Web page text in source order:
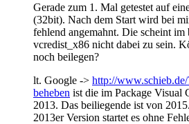
Gerade zum 1. Mal getestet auf
(32bit). Nach dem Start wird bei
fehlend angemahnt. Die scheint im
vcredist_x86 nicht dabei zu sein.
noch beilegen?
lt. Google -> http://
beheben ist die im Package Visual
2013. Das beiliegende ist von
2013er Version startet es ohne